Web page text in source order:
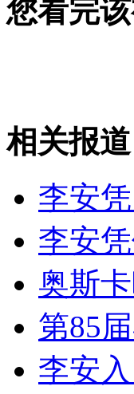
老人坠楼邻居嫌
女孩北京地铁殴
无痛分娩是否安
外交部：反对强
外交部：有关国
您看完
相关报道
李安
李安
奥斯
第85
李安